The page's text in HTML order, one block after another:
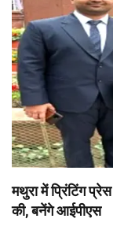
मथुरा में प्रिंटिंग
की, बनेंगे आईपीएस